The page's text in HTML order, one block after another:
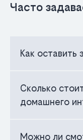
Часто
Как оставить
Сколько
домашнего
Можно ли